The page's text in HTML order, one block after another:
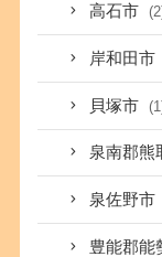
高石市
岸和田市
貝塚市
泉南郡熊
泉佐野市
豊能郡能